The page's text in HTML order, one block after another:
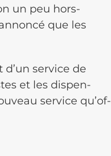
un peu hors-
que les
service de
et les dispen­
service qu’of­